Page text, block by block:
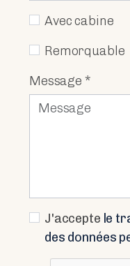
Avec cabine
Remorquable
Message *
J'accepte le
des données